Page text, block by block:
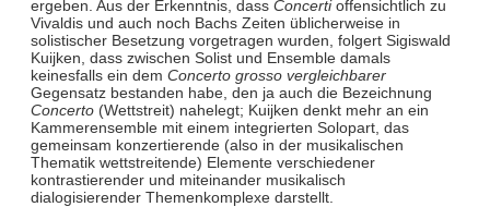
ergeben. Aus der Erkenntnis, dass Concertioffensichtlich zu
Vivaldis und auch noch Bachs Zeiten üblicherweise in
solistischer Besetzung vorgetragen wurden, folgert Sigiswald
Kuijken, dass zwischen Solist und Ensemble damals
keinesfalls ein dem Concerto grosso vergleichbarer
Gegensatz bestanden habe, den ja auch die Bezeichnung
Concerto(Wettstreit) nahelegt; Kuijken denkt mehr an ein
Kammerensemble mit einem integrierten Solopart, das
gemeinsam konzertierende (also in der musikalischen
Thematik wettstreitende) Elemente verschiedener
kontrastierender und miteinander musikalisch
dialogisierender Themenkomplexe darstellt.